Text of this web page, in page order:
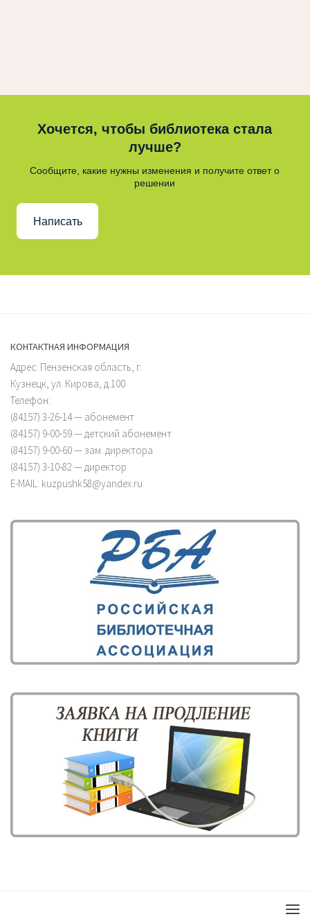
Хочется, чтобы библиотека стала
лучше?
Сообщите, какие нужны изменения и получите ответ о
решении
Написать
КОНТАКТНАЯ ИНФОРМАЦИЯ
Адрес: Пензенская область, г.
Кузнецк, ул. Кирова, д.100
Телефон:
(84157) 3-26-14 — абонемент
(84157) 9-00-59 — детский абонемент
(84157) 9-00-60 — зам. директора
(84157) 3-10-82 — директор
E-MAIL: kuzpushk58@yandex.ru